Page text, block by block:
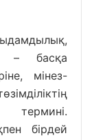
– басқа
мінез-
бірдей